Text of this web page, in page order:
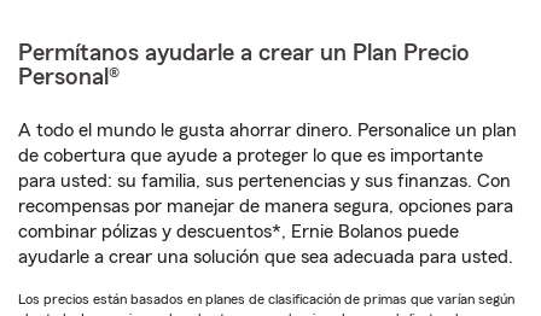
Permítanos ayudarle a crear un Plan Precio
Personal®
A todo el mundo le gusta ahorrar dinero. Personalice un plan
de cobertura que ayude a proteger lo que es importante
para usted: su familia, sus pertenencias y sus finanzas. Con
recompensas por manejar de manera segura, opciones para
combinar pólizas y descuentos*, Ernie Bolanos puede
ayudarle a crear una solución que sea adecuada para usted.
Los precios están basados en planes de clasificación de primas que varían según